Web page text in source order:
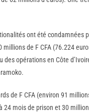
ont été condamnées
millions de F CFA (76.224
opérations en Côte
de F CFA (environ 91
mois de prison et 30